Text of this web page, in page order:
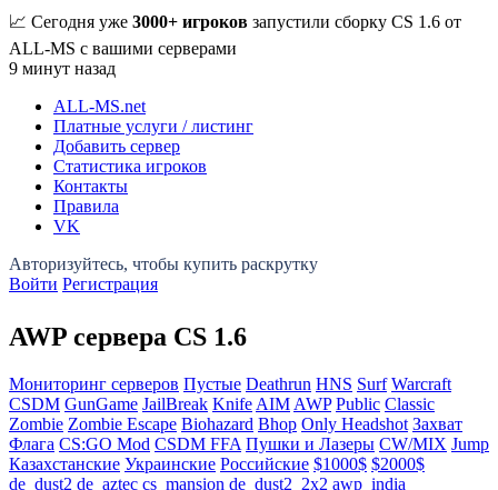
📈 Сегодня уже 3000+ игроков запустили сборку CS 1.6 от
ALL-MS с вашими серверами
9 минут назад
ALL-MS.net
Платные услуги / листинг
Добавить сервер
Статистика игроков
Контакты
Правила
VK
Войти Регистрация
AWP сервера CS 1.6
Мониторинг серверов Пустые Deathrun HNS Surf Warcraft
CSDM GunGame JailBreak Knife AIM AWP Public Classic
Zombie Zombie Escape Biohazard Bhop Only Headshot Захват
Флага CS:GO Mod CSDM FFA Пушки и Лазеры CW/MIX Jump
Казахстанские Украинские Российские $1000$ $2000$
de_dust2 de_aztec cs_mansion de_dust2_2x2 awp_india